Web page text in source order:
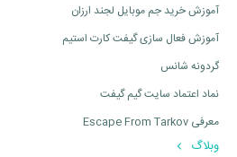
آموزش خرید جم موبایل لجند ارزان
آموزش فعال سازی گیفت کارت استیم
گردونه شانس
نماد اعتماد سایت گیم گیفت
معرفی Escape From Tarkov
وبلاگ